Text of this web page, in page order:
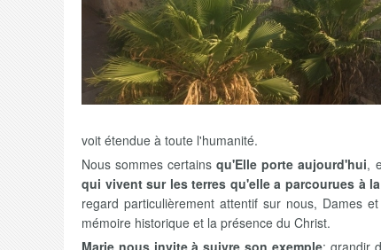
voit étendue à toute l'humanité.
Nous sommes certainsqu'Elle porte aujourd'hui,
qui vivent sur les terres qu'elle a parcourues à
regard particulièrement attentif sur nous, Dames
mémoire historique et la présence du Christ.
Marie nous invite à suivre son exemple: grandir